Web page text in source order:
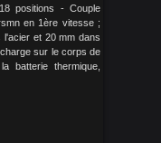
positions - Couple
en 1ère vitesse ;
l'acier et 20 mm dans
sur le corps de
batterie thermique,